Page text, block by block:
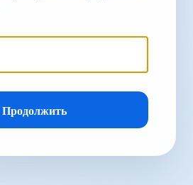
Продолжить